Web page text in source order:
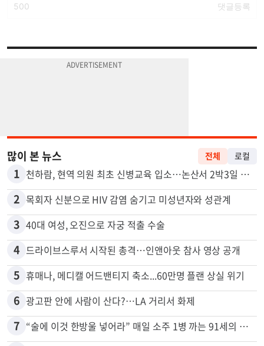
많이 본 뉴스
1
2 목회자 신분으로 HIV 감염 숨기고 미성년자와 성관계
3 40대 여성, 오진으로 자궁 적출 수술
4 드라이브스루서 시작된 총격…인앤아웃 참사 영상 공개
5 휴매나, 메디캘 어드밴티지 축소...60만명 플랜 상실 위기
6 광고판 안에 사람이 산다?…LA 거리서 화제